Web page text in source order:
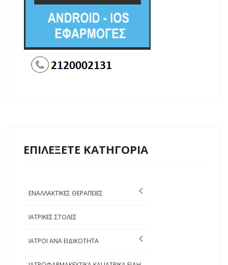
ΕΠΙΛΕΞΕΤΕ ΚΑΤΗΓΟΡΙΑ
ΕΝΑΛΛΑΚΤΙΚΕΣ ΘΕΡΑΠΕΙΕΣ
ΙΑΤΡΙΚΕΣ ΣΤΟΛΕΣ
ΙΑΤΡΟΙ ΑΝΑ ΕΙΔΙΚΟΤΗΤΑ